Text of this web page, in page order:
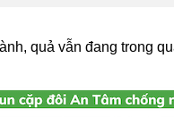
quả vẫn đang trong